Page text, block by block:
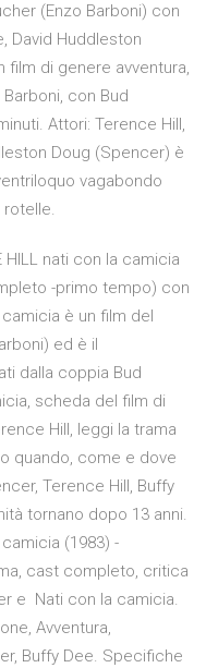
(Enzo Barboni) con
David Huddleston
film di genere avventura,
con Bud
Attori: Terence Hill,
Doug (Spencer) è
vagabondo
rotelle.
HILL nati con la camicia
-primo tempo) con
è un film del
ed è il
dalla coppia Bud
scheda del film di
Hill, leggi la trama
quando, come e dove
Terence Hill, Buffy
tornano dopo 13 anni.
(1983) -
cast completo, critica
e Nati con la camicia.
Avventura,
Buffy Dee. Specifiche